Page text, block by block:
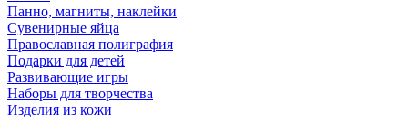
Панно, магниты, наклейки
Сувенирные яйца
Православная полиграфия
Подарки для детей
Развивающие игры
Наборы для творчества
Изделия из кожи